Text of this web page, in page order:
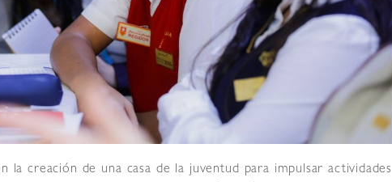
la creación de una casa de la juventud para impulsar actividades